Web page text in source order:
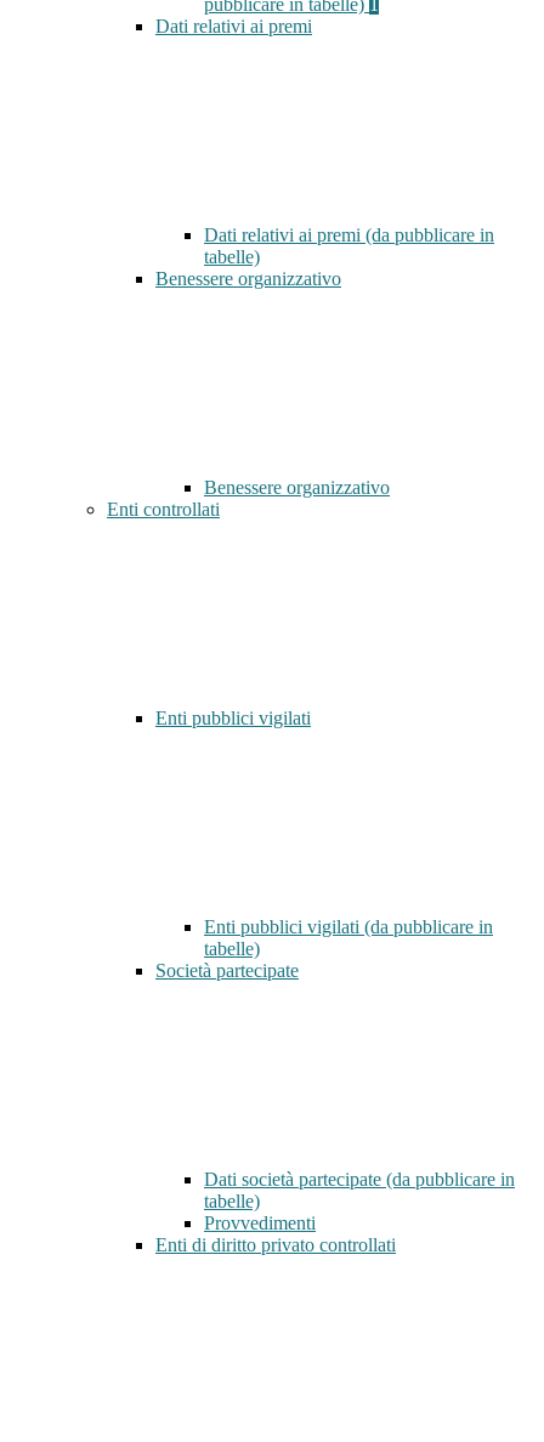
pubblicare in tabelle)
Dati relativi ai premi
Dati relativi ai premi (da pubblicare in
tabelle)
Benessere organizzativo
Benessere organizzativo
Enti controllati
Enti pubblici vigilati
Enti pubblici vigilati (da pubblicare in
tabelle)
Società partecipate
Dati società partecipate (da pubblicare in
tabelle)
Provvedimenti
Enti di diritto privato controllati